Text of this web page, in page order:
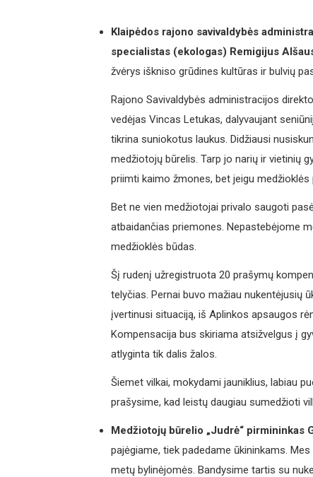
Klaipėdos rajono savivaldybės
specialistas (ekologas) Remigijus
žvėrys iškniso grūdines kultūras ir bulvių
Rajono Savivaldybės administracijos
vedėjas Vincas Letukas, dalyvaujant
tikrina suniokotus laukus. Didžiausi
medžiotojų būrelis. Tarp jo narių ir vietinių
priimti kaimo žmones, bet jeigu medžioklės
Bet ne vien medžiotojai privalo saugoti
atbaidančias priemones. Nepastebėjome
medžioklės būdas.
Šį rudenį užregistruota 20 prašymų
telyčias. Pernai buvo mažiau nukentėjusių
įvertinusi situaciją, iš Aplinkos apsaugos
Kompensacija bus skiriama atsižvelgus į
atlyginta tik dalis žalos.
Šiemet vilkai, mokydami jauniklius, labiau
prašysime, kad leistų daugiau sumedžioti
Medžiotojų būrelio „Judrė“ pirmininkas
pajėgiame, tiek padedame ūkininkams.
metų bylinėjomės. Bandysime tartis su